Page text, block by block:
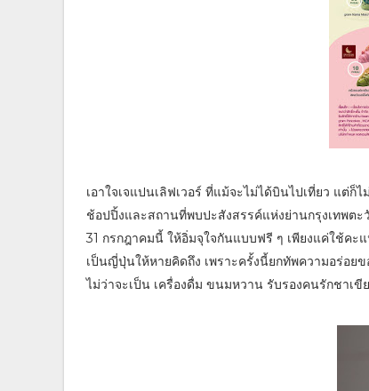
เอาใจเจแปนเลิฟเวอร์ ที่แม้จะไม่ได้บินไปเที่ยว แต่
ช้อปปิ้งและสถานที่พบปะสังสรรค์แห่งย่านกรุงเทพต
31 กรกฎาคมนี้ ให้อิ่มจุใจกันแบบฟรี ๆ เพียงแค่ใช้ค
เป็นญี่ปุ่นให้หายคิดถึง เพราะครั้งนี้ยกทัพความอร่อย
ไม่ว่าจะเป็น เครื่องดื่ม ขนมหวาน รับรองคนรักชาเ